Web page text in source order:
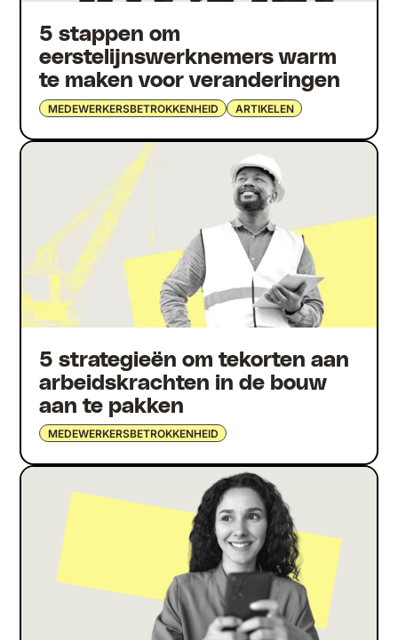
5 stappen om
eerstelijnswerknemers warm
te maken voor veranderingen
MEDEWERKERSBETROKKENHEID ARTIKELEN
5 strategieën om tekorten aan
arbeidskrachten in de bouw
aan te pakken
MEDEWERKERSBETROKKENHEID